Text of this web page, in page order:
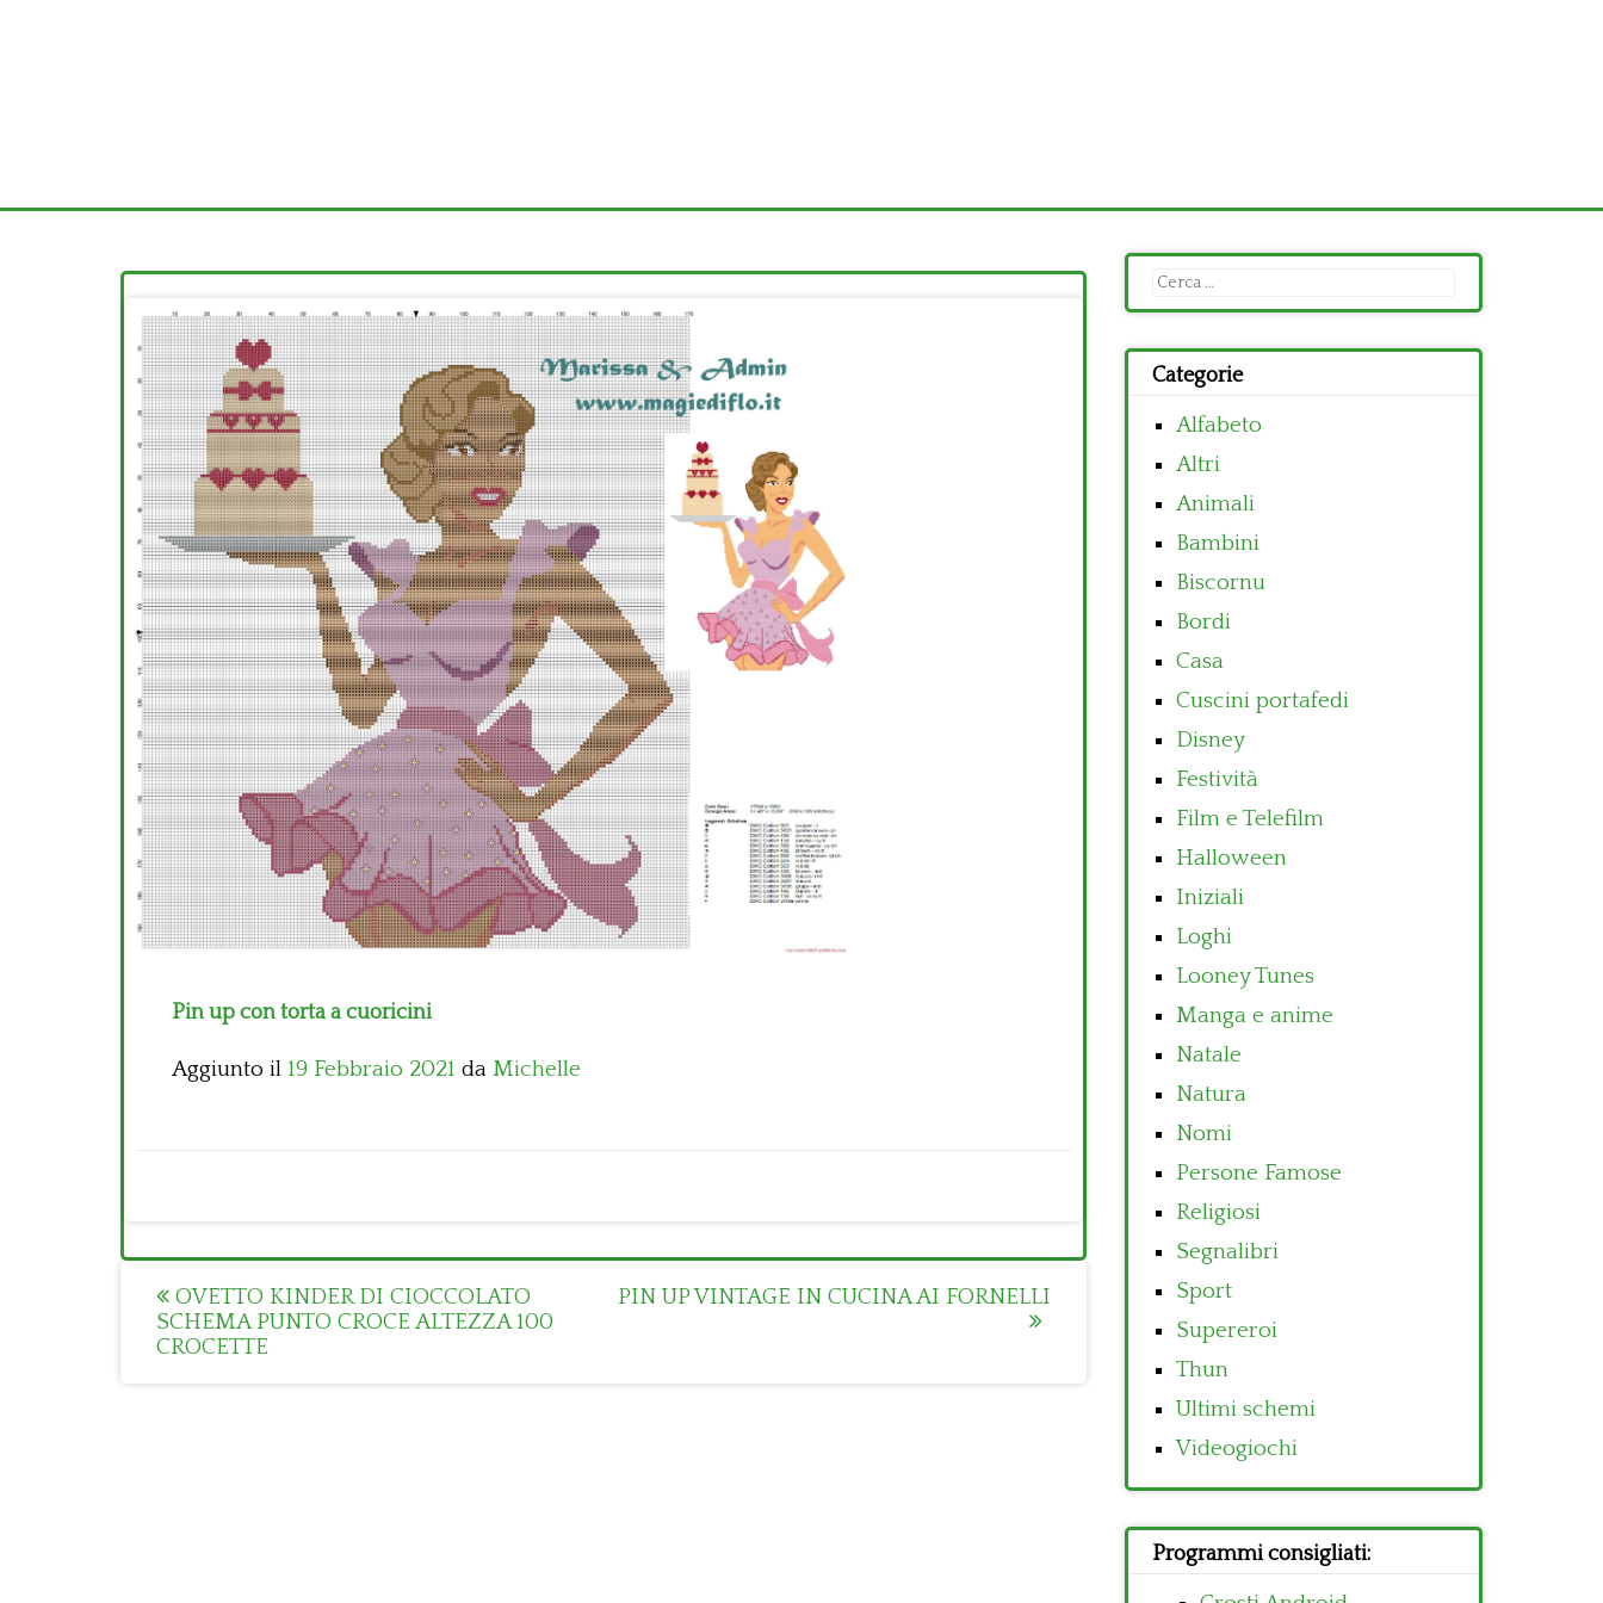
Pin up con torta a cuoricini
Aggiunto il 19 Febbraio 2021 da Michelle
Post
navigation
OVETTO KINDER DI CIOCCOLATO
SCHEMA PUNTO CROCE ALTEZZA 100
CROCETTE
PIN UP VINTAGE IN CUCINA AI FORNELLI
Ricerca
per:
Categorie
Alfabeto
Altri
Animali
Bambini
Biscornu
Bordi
Casa
Cuscini portafedi
Disney
Festività
Film e Telefilm
Halloween
Iniziali
Loghi
Looney Tunes
Manga e anime
Natale
Natura
Nomi
Persone Famose
Religiosi
Segnalibri
Sport
Supereroi
Thun
Ultimi schemi
Videogiochi
Programmi consigliati: